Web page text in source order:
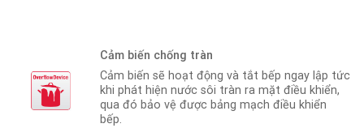
Cảm biến chống tràn
Cảm biến sẽ hoạt động và tắt bếp ngay lập tức
khi phát hiện nước sôi tràn ra mặt điều khiển,
qua đó bảo vệ được bảng mạch điều khiển
bếp.